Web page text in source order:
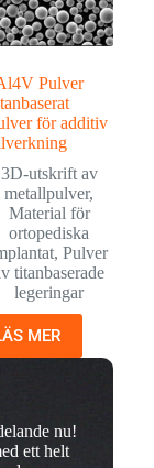
Pulver
för additiv
3D-utskrift av
metallpulver,
Material för
ortopediska
,Pulver
titanbaserade
legeringar
MER
nu!
ett helt